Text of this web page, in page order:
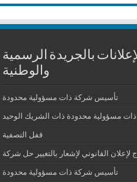
بالجريدة الرسمية
والوطنية
تأسيس شركة ذات مسؤولية محدودة
مسؤولية محدودة ذات الشريك الوحيد
قفل التصفية
لإعلان القانوني لإشعار بالتغيير حل شركة
تأسيس شركة ذات مسؤولية محدودة